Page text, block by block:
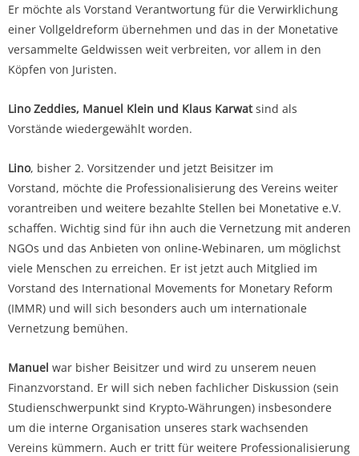
Er möchte als Vorstand Verantwortung für die Verwirklichung
einer Vollgeldreform übernehmen und das in der Monetative
versammelte Geldwissen weit verbreiten, vor allem in den
Köpfen von Juristen.
Lino Zeddies, Manuel Klein und Klaus Karwatsind als
Vorstände wiedergewählt worden.
Lino, bisher 2. Vorsitzender und jetzt Beisitzer im
Vorstand, möchte die Professionalisierung des Vereins weiter
vorantreiben und weitere bezahlte Stellen bei Monetative e.V.
schaffen. Wichtig sind für ihn auch die Vernetzung mit anderen
NGOs und das Anbieten von online-Webinaren, um möglichst
viele Menschen zu erreichen. Er ist jetzt auch Mitglied im
Vorstand des International Movements for Monetary Reform
(IMMR) und will sich besonders auch um internationale
Vernetzung bemühen.
Manuel war bisher Beisitzer und wird zu unserem neuen
Finanzvorstand. Er will sich neben fachlicher Diskussion (sein
Studienschwerpunkt sind Krypto-Währungen) insbesondere
um die interne Organisation unseres stark wachsenden
Vereins kümmern. Auch er tritt für weitere Professionalisierung